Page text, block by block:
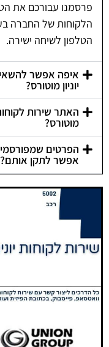
פרסמנו עבורכם את
הלקוחות של החברה
הטלפון לשיחה ישירה.
איפה אפשר
יוניון מוטורס?
האתר שירות
מוטורס?
הפרטים
אפשר לתקן אותם?